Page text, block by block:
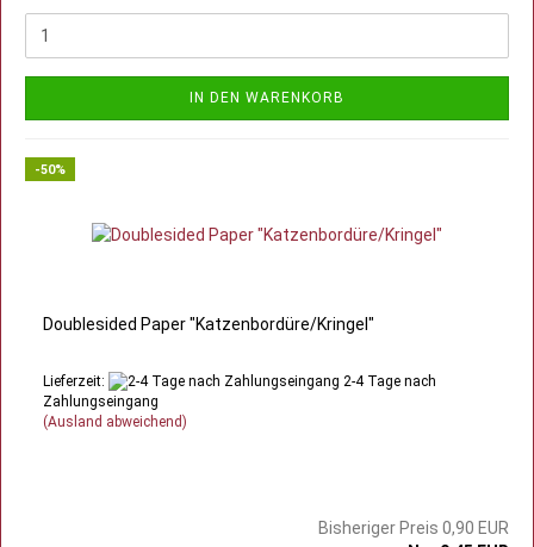
IN DEN WARENKORB
-50%
Doublesided Paper "Katzenbordüre/Kringel"
Lieferzeit:
2-4 Tage nach
Zahlungseingang
(Ausland abweichend)
Bisheriger Preis 0,90 EUR